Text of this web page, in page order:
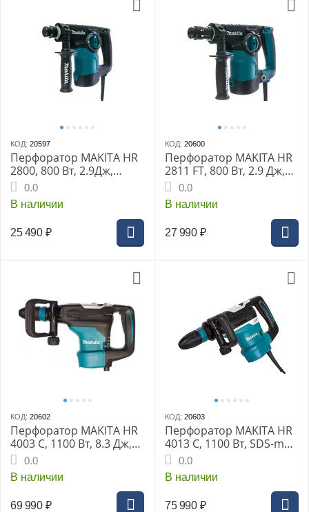
КОД: 20597
Перфоратор MAKITA HR
2800, 800 Вт, 2.9Дж,
SDS+, 0-4500 уд/мин, 0-
1100 об/мин, 28 мм, 3.2
кг, кейс пласт.
0.0
В наличии
25 490 ₽
КОД: 20600
Перфоратор MAKITA HR
2811 FT, 800 Вт, 2.9 Дж,
SDS+, 0-4500 уд/мин, 0-
1100 об/мин, 28 мм, 3 кг,
БЗП 13 мм, кейс пласт.
0.0
В наличии
27 990 ₽
КОД: 20602
Перфоратор MAKITA HR
4003 C, 1100 Вт, 8.3 Дж,
SDS MAX, 250-500 уд/
мин, 6.2 кг, кейс
0.0
В наличии
69 990 ₽
КОД: 20603
Перфоратор MAKITA HR
4013 С, 1100 Вт, SDS-max,
250-500 уд/мин, 6.8 кг,
AVT, кейс
0.0
В наличии
75 990 ₽